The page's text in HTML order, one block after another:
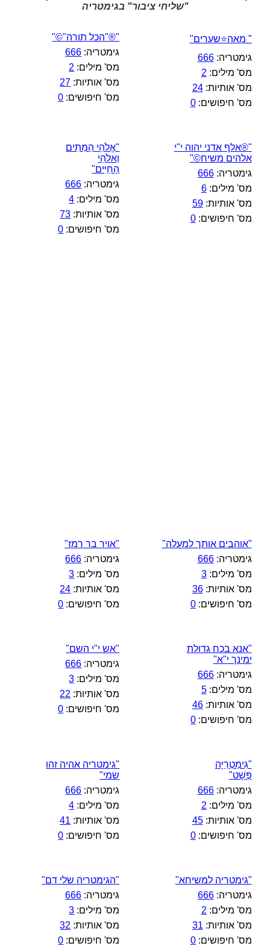
"שליחי ציבור" בגימטריה
" מאה⭐שערים"
גימטריה:666
מס' מילים: 2
מס' אותיות:24
מס' חיפושים:0
"®"הכל תורה"©"
גימטריה: 666
מס' מילים: 2
מס' אותיות: 27
מס' חיפושים: 0
"®אלף אדני יהוה י"י
אלהים משיח©"
גימטריה:666
מס' מילים:6
מס' אותיות:59
מס' חיפושים:0
"אֱלֹהֵי הַמֵּתִים
וֵאלֹהֵי
הָחַיִּים"
גימטריה: 666
מס' מילים: 4
מס' אותיות: 73
מס' חיפושים: 0
"אוהבים אותך למעלה"
גימטריה:666
מס' מילים:3
מס' אותיות:36
מס' חיפושים:0
"אויר בר רמז"
גימטריה: 666
מס' מילים: 3
מס' אותיות: 24
מס' חיפושים: 0
"אנא בכח גדולת
ימינך י"א"
גימטריה:666
מס' מילים:5
מס' אותיות:46
מס' חיפושים:0
"אש י"י השם"
גימטריה: 666
מס' מילים: 3
מס' אותיות: 22
מס' חיפושים: 0
"גִימַטְרִיָּה
פְּשָׁט"
גימטריה:666
מס' מילים: 2
מס' אותיות:45
מס' חיפושים:0
"גימטריה אהיה זהו
שמי"
גימטריה: 666
מס' מילים: 4
מס' אותיות: 41
מס' חיפושים: 0
"גימטריה למשיחא"
גימטריה:666
מס' מילים: 2
מס' אותיות: 31
מס' חיפושים:0
"הגימטריה שלי דם"
גימטריה: 666
מס' מילים: 3
מס' אותיות: 32
מס' חיפושים: 0